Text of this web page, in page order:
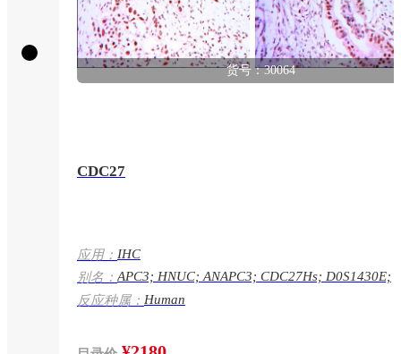
货号：30064
CDC27
应用： IHC
别名： APC3; HNUC; ANAPC3; CDC27Hs; D0S1430E;
D17S978E;
反应种属： Human